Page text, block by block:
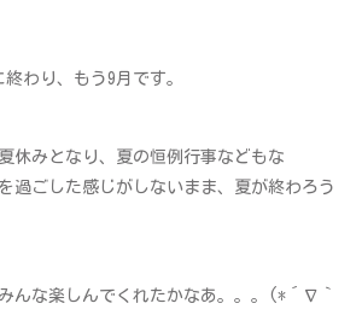
わり、もう9月です。
休みとなり、夏の恒例行事などもな
過ごした感じがしないまま、夏が終わろう
んな楽しんでくれたかなあ。。。(*´∇｀